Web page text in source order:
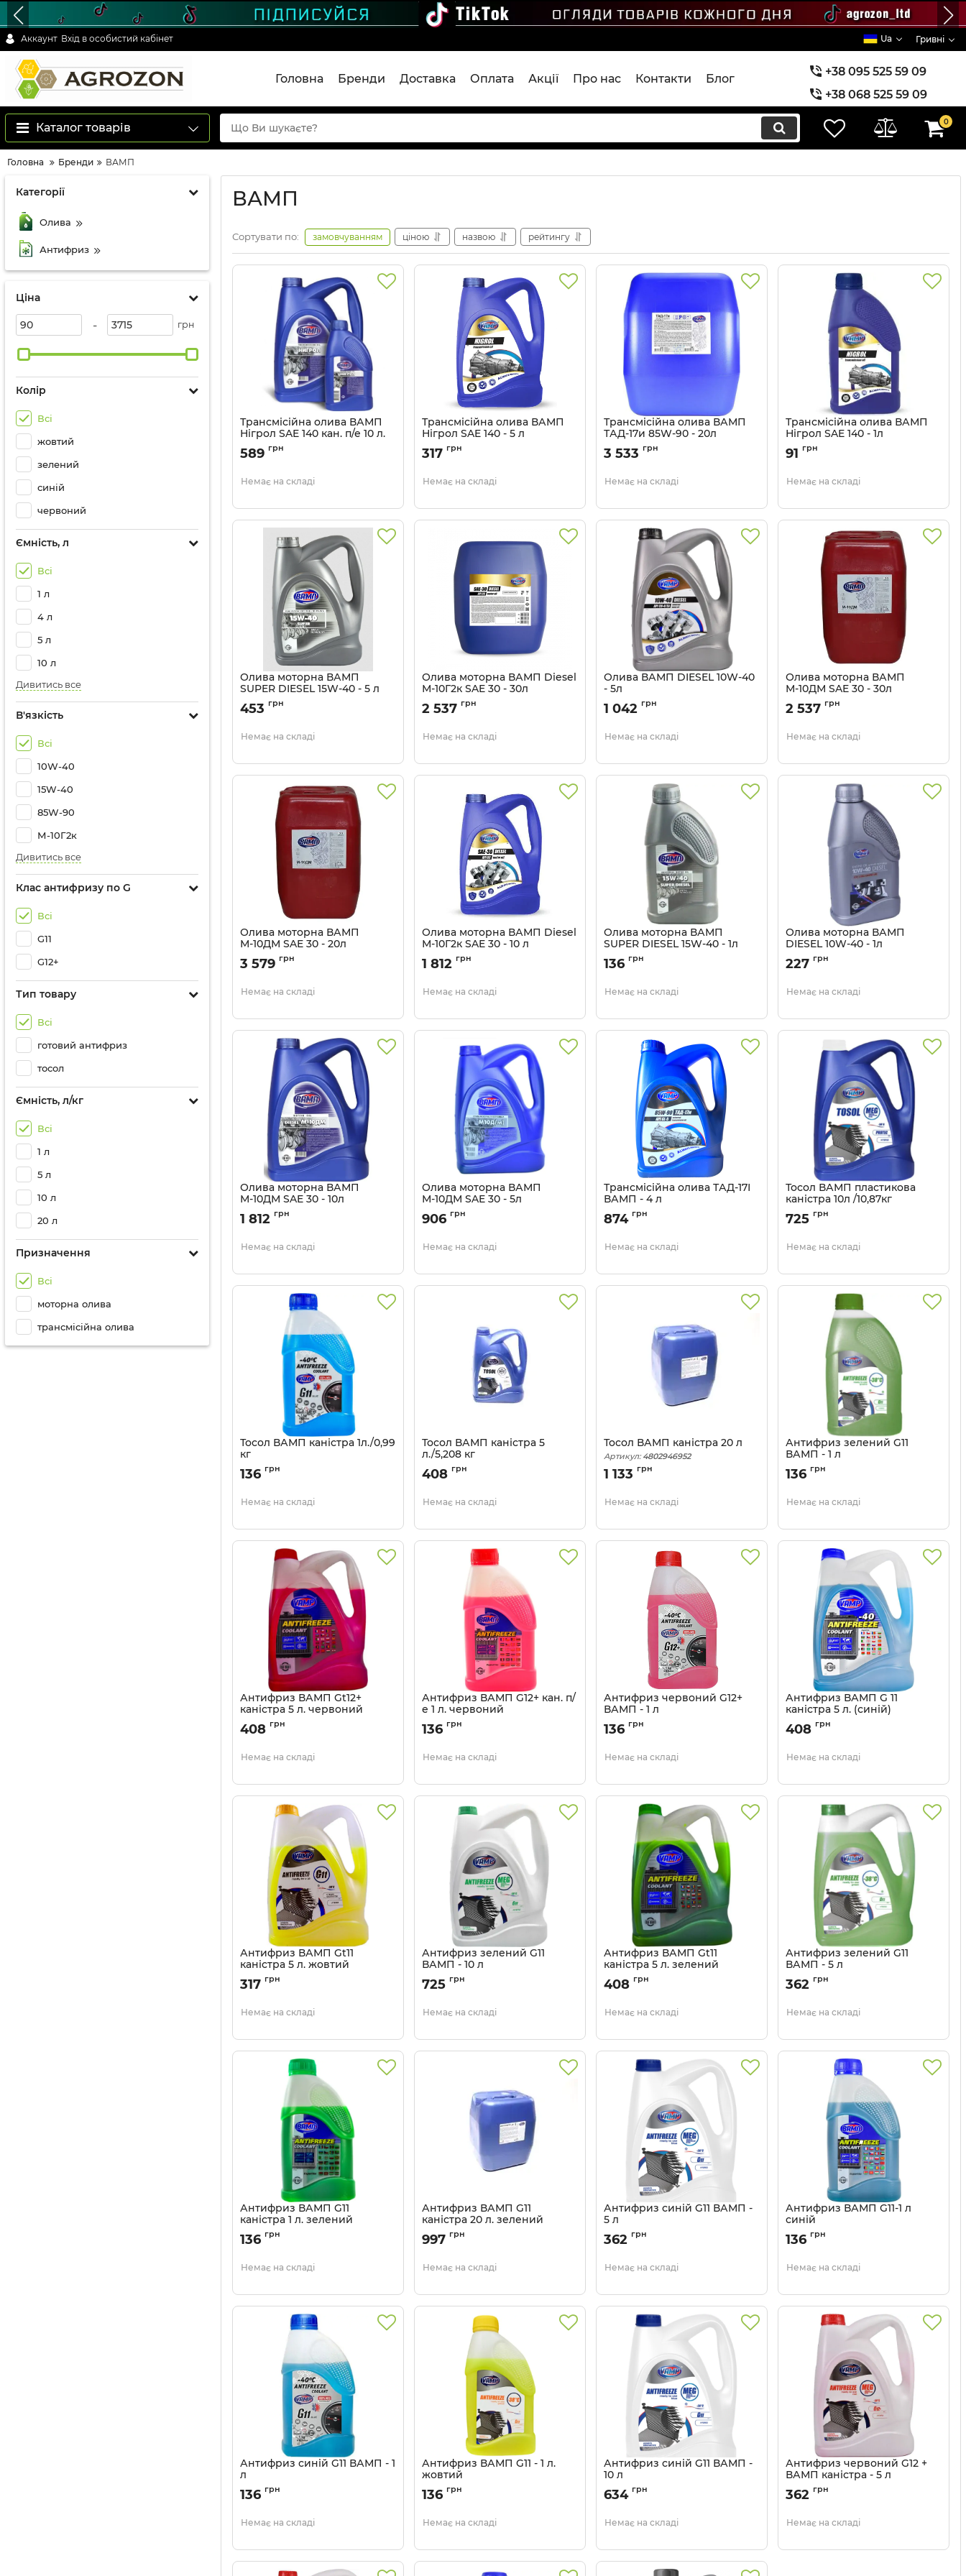
Аккаунт Вхід в особистий кабінет Ua Гривні
Головна Бренди Доставка Оплата Акції Про нас Контакти Блог
+38 095 525 59 09
+38 068 525 59 09
+38 073 525 59 09
Каталог товарів 0
Головна Бренди ВАМП
Категорії
Олива
Антифриз
Ціна
- грн
Колір
Всі
жовтий
зелений
синій
червоний
Ємність, л
Всі
1 л
4 л
5 л
10 л
Дивитись все
В'язкість
Всі
10W-40
15W-40
85W-90
М-10Г2к
Дивитись все
Клас антифризу по G
Всі
G11
G12+
Тип товару
Всі
готовий антифриз
тосол
Ємність, л/кг
Всі
1 л
5 л
10 л
20 л
Призначення
Всі
моторна олива
трансмісійна олива
ВАМП
Сортувати по: замовчуванням ціною назвою рейтингу
Трансмісійна олива ВАМП
Нігрол SAE 140 кан. п/е 10 л.
Артикул: 935
589 грн
Немає на складі
Трансмісійна олива ВАМП
Нігрол SAE 140 - 5 л
Артикул: 555
317 грн
Немає на складі
Трансмісійна олива ВАМП
ТАД-17и 85W-90 - 20л
Артикул: 829
3 533 грн
Немає на складі
Трансмісійна олива ВАМП
Нігрол SAE 140 - 1л
Артикул:
91 грн
Немає на складі
Олива моторна ВАМП
SUPER DIESEL 15W-40 - 5 л
Артикул: 4539
453 грн
Немає на складі
Олива моторна ВАМП Diesel
М-10Г2к SAE 30 - 30л
Артикул: 544
2 537 грн
Немає на складі
Олива ВАМП DIESEL 10W-40
- 5л
Артикул: 4534
1 042 грн
Немає на складі
Олива моторна ВАМП
М-10ДМ SAE 30 - 30л
Артикул: 641
2 537 грн
Немає на складі
Олива моторна ВАМП
М-10ДМ SAE 30 - 20л
Артикул: 640
3 579 грн
Немає на складі
Олива моторна ВАМП Diesel
М-10Г2к SAE 30 - 10 л
Артикул: 407
1 812 грн
Немає на складі
Олива моторна ВАМП
SUPER DIESEL 15W-40 - 1л
Артикул: 4540
136 грн
Немає на складі
Олива моторна ВАМП
DIESEL 10W-40 - 1л
Артикул: 4533
227 грн
Немає на складі
Олива моторна ВАМП
М-10ДМ SAE 30 - 10л
Артикул: 639
1 812 грн
Немає на складі
Олива моторна ВАМП
М-10ДМ SAE 30 - 5л
Артикул: 638
906 грн
Немає на складі
Трансмісійна олива ТАД-17І
ВАМП - 4 л
Артикул: 416
874 грн
Немає на складі
Тосол ВАМП пластикова
каністра 10л /10,87кг
Артикул: 4802946951
725 грн
Немає на складі
Тосол ВАМП каністра 1л./0,99
кг
Артикул: 4802799740
136 грн
Немає на складі
Тосол ВАМП каністра 5
л./5,208 кг
Артикул: 4802799741
408 грн
Немає на складі
Тосол ВАМП каністра 20 л
Артикул: 4802946952
1 133 грн
Немає на складі
Антифриз зелений G11
ВАМП - 1 л
Артикул: 48021111764
136 грн
Немає на складі
Антифриз ВАМП Gt12+
каністра 5 л. червоний
Артикул: 4802946960
408 грн
Немає на складі
Антифриз ВАМП G12+ кан. п/
е 1 л. червоний
Артикул: 4802946956
136 грн
Немає на складі
Антифриз червоний G12+
ВАМП - 1 л
Артикул: 48021111766
136 грн
Немає на складі
Антифриз ВАМП G 11
каністра 5 л. (синій)
Артикул: 4802946961
408 грн
Немає на складі
Антифриз ВАМП Gt11
каністра 5 л. жовтий
Артикул: 4802946958
317 грн
Немає на складі
Антифриз зелений G11
ВАМП - 10 л
Артикул: 48021111771
725 грн
Немає на складі
Антифриз ВАМП Gt11
каністра 5 л. зелений
Артикул: 4802946959
408 грн
Немає на складі
Антифриз зелений G11
ВАМП - 5 л
Артикул: 48021111768
362 грн
Немає на складі
Антифриз ВАМП G11
каністра 1 л. зелений
Артикул: 4802946955
136 грн
Немає на складі
Антифриз ВАМП G11
каністра 20 л. зелений
Артикул: 4802946962
997 грн
Немає на складі
Антифриз синій G11 ВАМП -
5 л
Артикул: 48021111770
362 грн
Немає на складі
Антифриз ВАМП G11-1 л
синій
Артикул: 4802946957
136 грн
Немає на складі
Антифриз синій G11 ВАМП - 1
л
Артикул: 48021111767
136 грн
Немає на складі
Антифриз ВАМП G11 - 1 л.
жовтий
Артикул: 4802946953
136 грн
Немає на складі
Антифриз синій G11 ВАМП -
10 л
Артикул: 48021111773
634 грн
Немає на складі
Антифриз червоний G12 +
ВАМП каністра - 5 л
Артикул: 48021111769
362 грн
Немає на складі